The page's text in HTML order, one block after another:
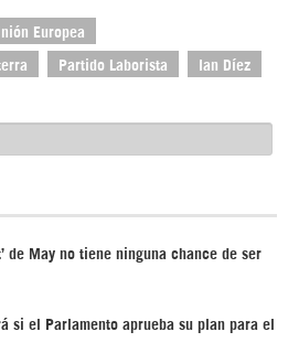
Europea
Partido Laborista Ian Díez
de May no tiene ninguna chance de ser
si el Parlamento aprueba su plan para el